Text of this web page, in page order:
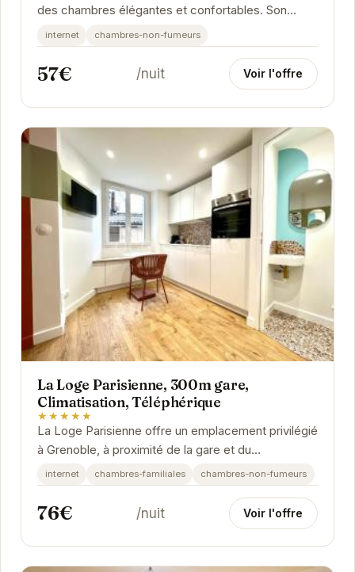
des chambres élégantes et confortables. Son
emplacement privilégié permet d'accéder...
internet chambres-non-fumeurs
57€ /nuit Voir l'offre
La Loge Parisienne, 300m gare,
Climatisation, Téléphérique
★★★★★
La Loge Parisienne offre un emplacement privilégié
à Grenoble, à proximité de la gare et du
téléphérique. Avec la climatisation, vous...
internet chambres-familiales chambres-non-fumeurs
76€ /nuit Voir l'offre